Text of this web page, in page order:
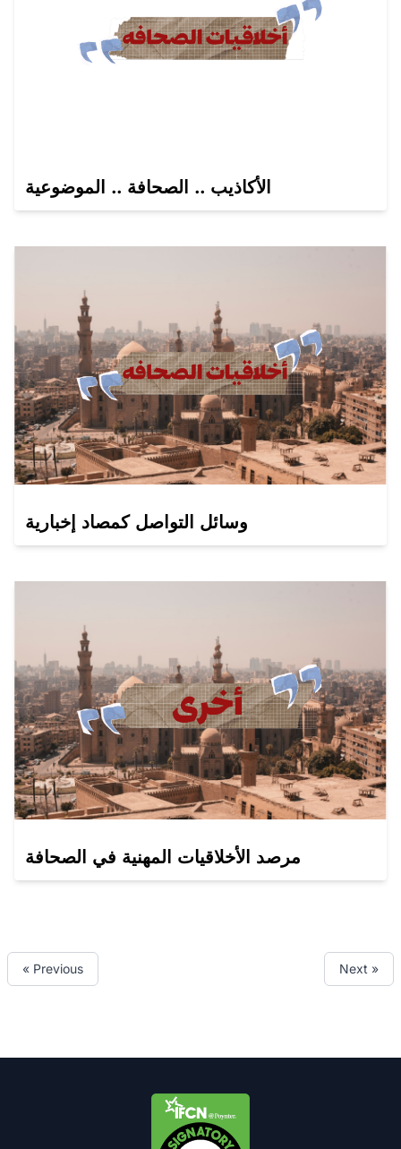
الأكاذيب .. الصحافة .. الموضوعية
وسائل التواصل كمصاد إخبارية
مرصد الأخلاقيات المهنية في الصحافة
« Previous Next »